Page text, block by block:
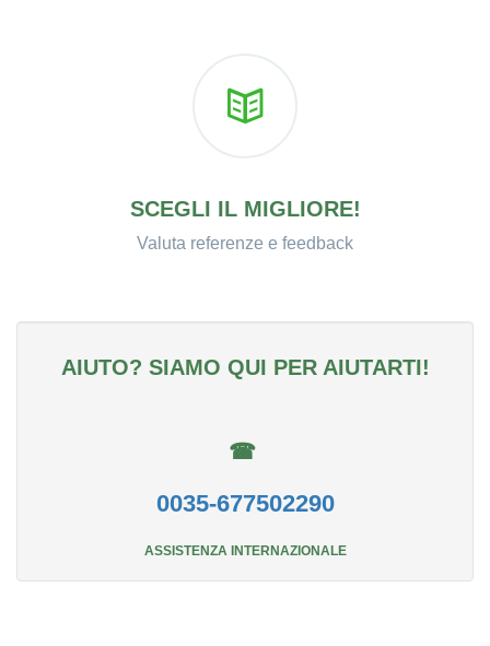
SCEGLI IL MIGLIORE!
Valuta referenze e feedback
AIUTO? SIAMO QUI PER AIUTARTI!
☎
0035-677502290
ASSISTENZA INTERNAZIONALE